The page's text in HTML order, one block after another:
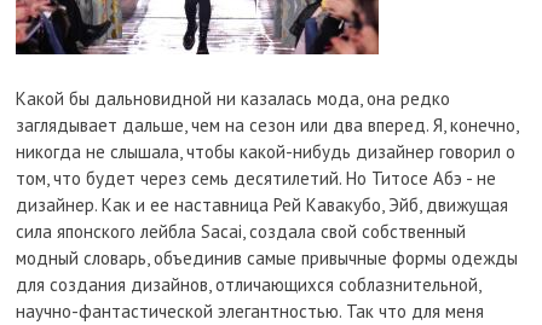
Какой бы дальновидной ни казалась мода, она редко
заглядывает дальше, чем на сезон или два вперед. Я, конечно,
никогда не слышала, чтобы какой-нибудь дизайнер говорил о
том, что будет через семь десятилетий. Но Титосе Абэ - не
дизайнер. Как и ее наставница Рей Кавакубо, Эйб, движущая
сила японского лейбла Sacai, создала свой собственный
модный словарь, объединив самые привычные формы одежды
для создания дизайнов, отличающихся соблазнительной,
научно-фантастической элегантностью. Так что для меня